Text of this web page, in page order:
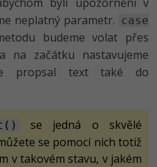
neplatný parametr. case
budeme volat přes
na začátku nastavujeme
propsal text také do
se jedná o skvělé
se pomocí nich totiž
v takovém stavu, v jakém